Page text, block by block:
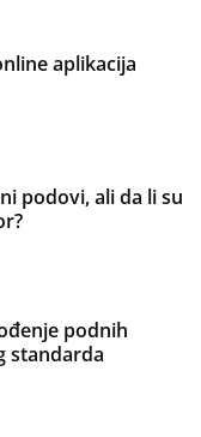
aplikacija
podovi, ali da li su
podnih
standarda